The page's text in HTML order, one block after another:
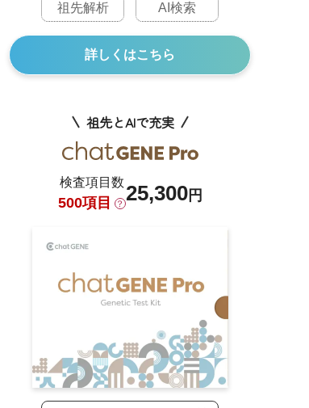
祖先解析
AI検索
詳しくはこちら
祖先とAIで充実
検査項目数
500項目 ？ 25,300円